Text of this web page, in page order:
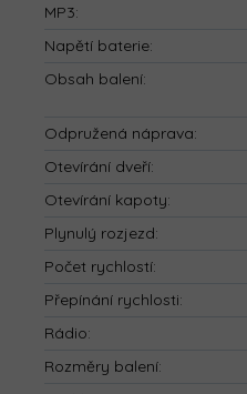
MP3:
Napětí baterie:
Obsah balení:
Odpružená náprava:
Otevírání dveří:
Otevírání kapoty:
Plynulý rozjezd:
Počet rychlostí:
Přepínání rychlosti:
Rádio:
Rozměry balení: